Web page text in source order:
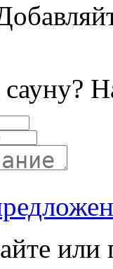
сауну?
или